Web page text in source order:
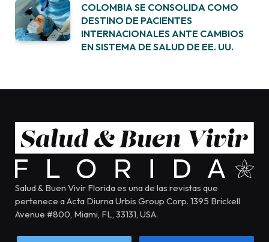
COLOMBIA SE CONSOLIDA COMO
DESTINO DE PACIENTES
INTERNACIONALES ANTE CAMBIOS
EN SISTEMA DE SALUD DE EE. UU.
Salud & Buen Vivir Florida es una de las revistas que
pertenece a Acta Diurna Urbis Group Corp. 1395 Brickell
Avenue #800, Miami, FL, 33131, USA.